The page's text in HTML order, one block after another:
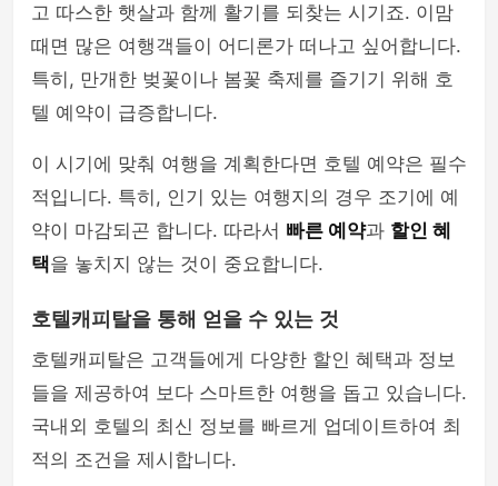
고 따스한 햇살과 함께 활기를 되찾는 시기죠. 이맘
때면 많은 여행객들이 어디론가 떠나고 싶어합니다.
특히, 만개한 벚꽃이나 봄꽃 축제를 즐기기 위해 호
텔 예약이 급증합니다.
이 시기에 맞춰 여행을 계획한다면 호텔 예약은 필수
적입니다. 특히, 인기 있는 여행지의 경우 조기에 예
약이 마감되곤 합니다. 따라서 빠른 예약과 할인 혜
택을 놓치지 않는 것이 중요합니다.
호텔캐피탈을 통해 얻을 수 있는 것
호텔캐피탈은 고객들에게 다양한 할인 혜택과 정보
들을 제공하여 보다 스마트한 여행을 돕고 있습니다.
국내외 호텔의 최신 정보를 빠르게 업데이트하여 최
적의 조건을 제시합니다.